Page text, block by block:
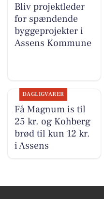
Bliv projektleder
for spændende
byggeprojekter i
Assens Kommune
DAGLIGVARER
Få Magnum is til
25 kr. og Kohberg
brød til kun 12 kr.
i Assens